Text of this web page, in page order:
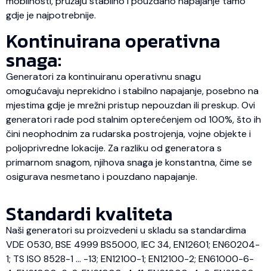
gdje je najpotrebnije.
Kontinuirana operativna
snaga:
Generatori za kontinuiranu operativnu snagu
omogućavaju neprekidno i stabilno napajanje, posebno na
mjestima gdje je mrežni pristup nepouzdan ili preskup. Ovi
generatori rade pod stalnim opterećenjem od 100%, što ih
čini neophodnim za rudarska postrojenja, vojne objekte i
poljoprivredne lokacije. Za razliku od generatora s
primarnom snagom, njihova snaga je konstantna, čime se
osigurava nesmetano i pouzdano napajanje.
Standardi kvaliteta
Naši generatori su proizvedeni u skladu sa standardima
VDE 0530, BSE 4999 BS5000, IEC 34, EN12601; EN60204-
1; TS ISO 8528-1 … -13; EN12100-1; EN12100-2; EN61000-6-